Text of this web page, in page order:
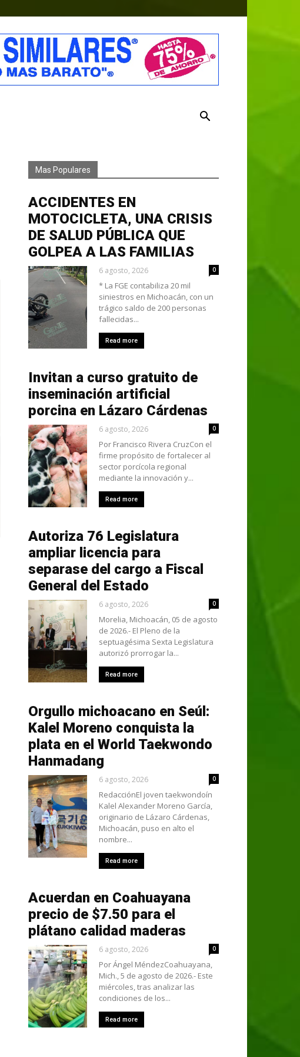
Mas Populares
ACCIDENTES EN
MOTOCICLETA, UNA CRISIS
DE SALUD PÚBLICA QUE
GOLPEA A LAS FAMILIAS
6 agosto, 2026 0
* La FGE contabiliza 20 mil
siniestros en Michoacán, con un
trágico saldo de 200 personas
fallecidas...
Read more
Invitan a curso gratuito de
inseminación artificial
porcina en Lázaro Cárdenas
6 agosto, 2026 0
Por Francisco Rivera CruzCon el
firme propósito de fortalecer al
sector porcícola regional
mediante la innovación y...
Read more
Autoriza 76 Legislatura
ampliar licencia para
separase del cargo a Fiscal
General del Estado
6 agosto, 2026 0
Morelia, Michoacán, 05 de agosto
de 2026.- El Pleno de la
septuagésima Sexta Legislatura
autorizó prorrogar la...
Read more
Orgullo michoacano en Seúl:
Kalel Moreno conquista la
plata en el World Taekwondo
Hanmadang
6 agosto, 2026 0
RedacciónEl joven taekwondoín
Kalel Alexander Moreno García,
originario de Lázaro Cárdenas,
Michoacán, puso en alto el
nombre...
Read more
Acuerdan en Coahuayana
precio de $7.50 para el
plátano calidad maderas
6 agosto, 2026 0
Por Ángel MéndezCoahuayana,
Mich., 5 de agosto de 2026.- Este
miércoles, tras analizar las
condiciones de los...
Read more